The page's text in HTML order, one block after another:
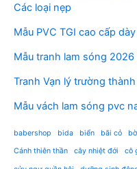
Các loại nẹp
Mẫu PVC TGI cao cấp
Mẫu tranh lam sóng 2026
Tranh Vạn lý trường
Mẫu vách lam sóng pvc
babershop bida biển bãi cỏ
Cánh thiên thần
cây nhiệt đới cô